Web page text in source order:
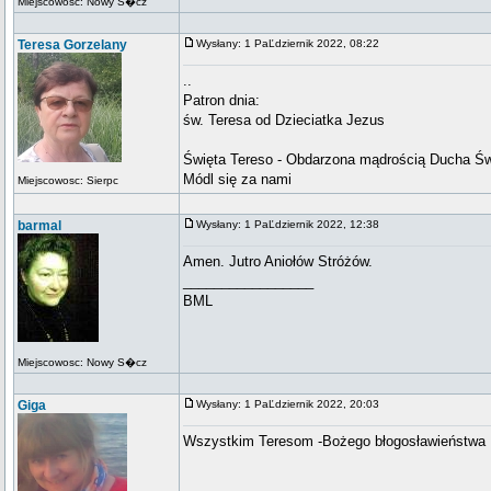
Teresa Gorzelany
Miejscowosc: Sierpc
Wysłany: 1 PaĽdziernik 2022, 08:22
..
Patron dnia:
św. Teresa od Dzieciatka Jezus
Święta Tereso - Obdarzona mądrością Ducha
Módl się za nami
barmal
Miejscowosc: Nowy S�cz
Wysłany: 1 PaĽdziernik 2022, 12:38
Amen. Jutro Aniołów Stróżów.
BML
Giga Wysłany: 1 PaĽdziernik 2022, 20:03
Wszystkim Teresom -Bożego błogosławieństwa